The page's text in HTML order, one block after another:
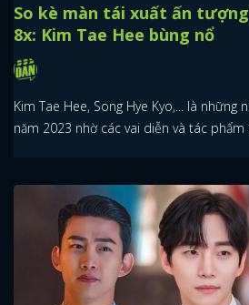
So kè màn tái xuất ấn
8x: Kim Tae Hee bùng nổ
Kim Tae Hee, Song Hye Kyo,... là những
năm 2023 nhờ các vai diễn và tác phẩm